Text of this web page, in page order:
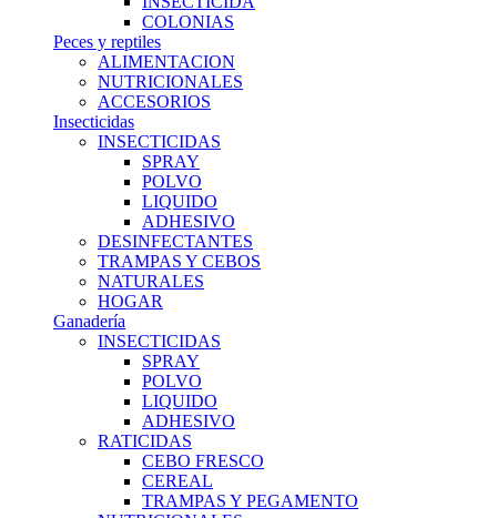
COLONIAS
Peces y reptiles
ALIMENTACION
NUTRICIONALES
ACCESORIOS
Insecticidas
INSECTICIDAS
SPRAY
POLVO
LIQUIDO
ADHESIVO
DESINFECTANTES
TRAMPAS Y CEBOS
NATURALES
HOGAR
Ganadería
INSECTICIDAS
SPRAY
POLVO
LIQUIDO
ADHESIVO
RATICIDAS
CEBO FRESCO
CEREAL
TRAMPAS Y PEGAMENTO